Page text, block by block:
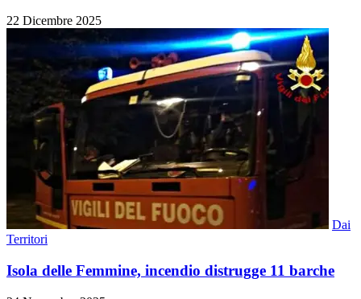
22 Dicembre 2025
Dai
Territori
Isola delle Femmine, incendio distrugge 11 barche